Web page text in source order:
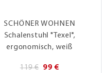
SCHÖNER WOHNEN
Schalenstuhl "Texel",
ergonomisch, weiß
119 € 99 €